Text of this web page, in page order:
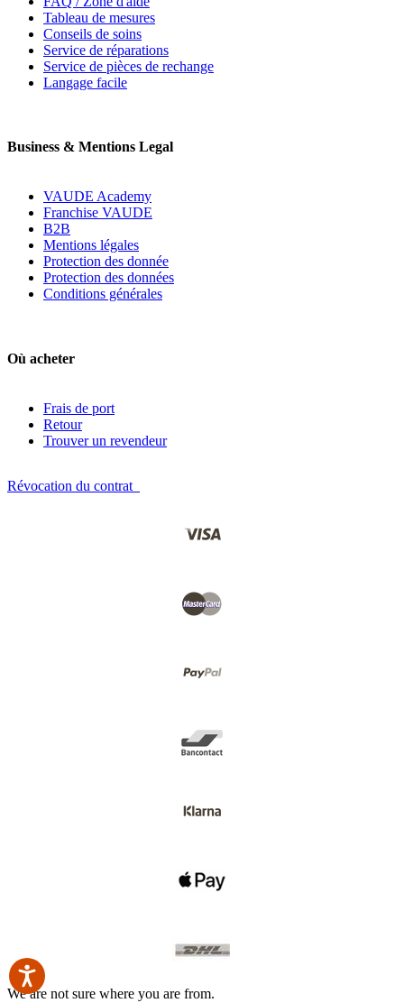
Tableau de mesures
Conseils de soins
Service de réparations
Service de pièces de rechange
Langage facile
Business & Mentions Legal
VAUDE Academy
Franchise VAUDE
B2B
Mentions légales
Protection des donnée
Protection des données
Conditions générales
Où acheter
Frais de port
Retour
Trouver un revendeur
Révocation du contrat
We are not sure where you are from.